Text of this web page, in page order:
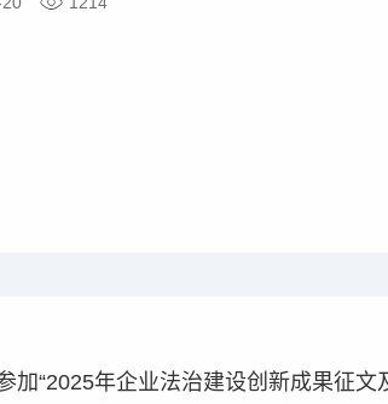
加“2025年企业法治建设创新成果征文